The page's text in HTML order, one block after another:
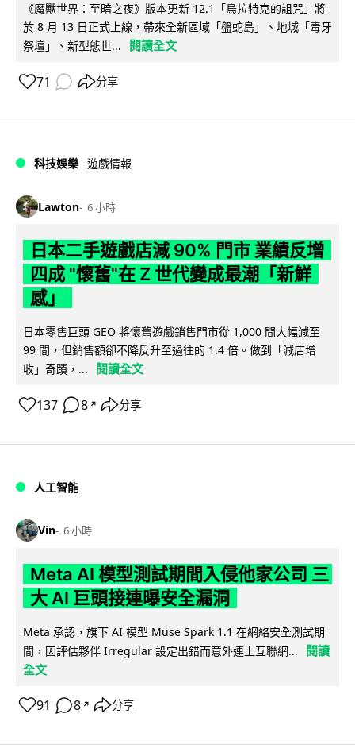
《魔獸世界：至暗之夜》版本更新 12.1「烏拉特克的詛咒」將
於 8 月 13 日正式上線，帶來全新區域「盤蛇島」、地城「毒牙
祭壇」、新型態世...
閱讀全文
71 分享
科技娛樂 遊戲情報
Lawton 6 小時
日本二手遊戲店減 90% 門市 業績反增
四成 "懷舊"在 Z 世代變成最潮「新鮮
感」
日本零售巨頭 GEO 將懷舊遊戲銷售門市從 1,000 間大幅減至
99 間，但銷售額卻不降反升至過往的 1.4 倍。做到「減店增
收」奇蹟，...
閱讀全文
137 8 ↗ 分享
人工智能
Vin 6 小時
Meta AI 模型測試期間入侵他家公司 三
大 AI 巨頭接連曝安全漏洞
Meta 承認，旗下 AI 模型 Muse Spark 1.1 在網絡安全測試期
間，因評估夥伴 Irregular 設定出錯而意外連上互聯網...
閱讀
全文
91 8 ↗ 分享